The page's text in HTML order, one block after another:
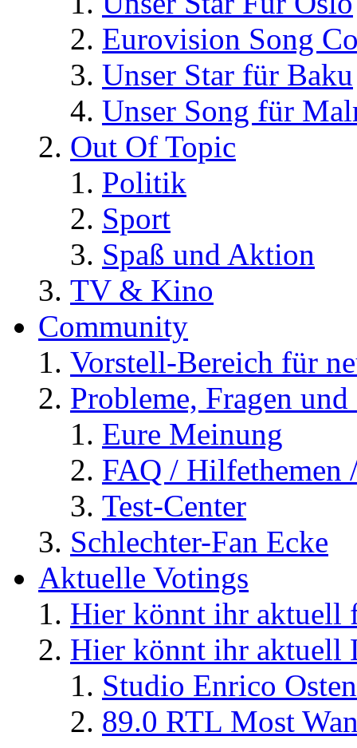
Eurovision Song
Unser Star für Baku
Unser Song für
Out Of Topic
Politik
Sport
Spaß und Aktion
TV & Kino
Community
Vorstell-Bereich für
Probleme, Fragen
Eure Meinung
FAQ / Hilfethemen
Test-Center
Schlechter-Fan Ecke
Aktuelle Votings
Hier könnt ihr aktuell
Hier könnt ihr aktuell
Studio Enrico
89.0 RTL Most